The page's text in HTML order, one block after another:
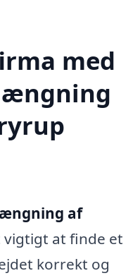
med
af
vigtigt at finde et
korrekt og